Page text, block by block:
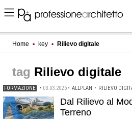
Home ▪ key ▪ Rilievo digitale
Rilievo digitale
FORMAZIONE • 03.03.2026 • ALLPLAN • RILIEVO
Dal Rilievo al
Terreno